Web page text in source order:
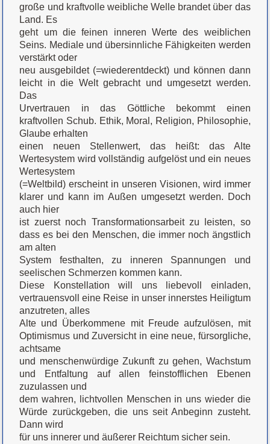
große und kraftvolle weibliche Welle brandet über das
Land. Es
geht um die feinen inneren Werte des weiblichen
Seins. Mediale und übersinnliche Fähigkeiten werden
verstärkt oder
neu ausgebildet (=wiederentdeckt) und können dann
leicht in die Welt gebracht und umgesetzt werden.
Das
Urvertrauen in das Göttliche bekommt einen
kraftvollen Schub. Ethik, Moral, Religion, Philosophie,
Glaube erhalten
einen neuen Stellenwert, das heißt: das Alte
Wertesystem wird vollständig aufgelöst und ein neues
Wertesystem
(=Weltbild) erscheint in unseren Visionen, wird immer
klarer und kann im Außen umgesetzt werden. Doch
auch hier
ist zuerst noch Transformationsarbeit zu leisten, so
dass es bei den Menschen, die immer noch ängstlich
am alten
System festhalten, zu inneren Spannungen und
seelischen Schmerzen kommen kann.
Diese Konstellation will uns liebevoll einladen,
vertrauensvoll eine Reise in unser innerstes Heiligtum
anzutreten, alles
Alte und Überkommene mit Freude aufzulösen, mit
Optimismus und Zuversicht in eine neue, fürsorgliche,
achtsame
und menschenwürdige Zukunft zu gehen, Wachstum
und Entfaltung auf allen feinstofflichen Ebenen
zuzulassen und
dem wahren, lichtvollen Menschen in uns wieder die
Würde zurückgeben, die uns seit Anbeginn zusteht.
Dann wird
für uns innerer und äußerer Reichtum sicher sein.